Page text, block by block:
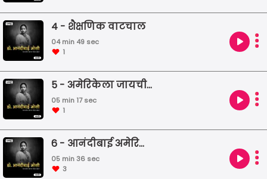
4 - शैक्षणिक वाटचाल
04 min 49 sec
1
5 - अमेरिकेला जायची तयारी
05 min 17 sec
1
6 - आनंदीबाई अमेरिकेकडे रवाना
05 min 36 sec
3